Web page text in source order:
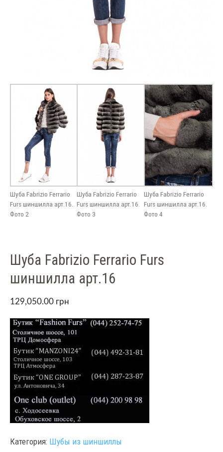
Шуба Fabrizio Ferrario
Furs шиншилла арт.16.
Фото 2
Шуба Fabrizio Ferrario
Furs шиншилла арт.16.
Фото 3
Шуба Fabrizio Ferrario
Furs шиншилла арт.16.
Фото 4
Шуба Fabrizio Ferrario Furs
шиншилла арт.16
129,050.00 грн
Категория: Шубы из шиншиллы